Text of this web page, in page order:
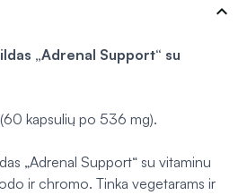
expand_more
„Adrenal Support“ su
kapsulių po 536 mg).
„Adrenal Support“ su vitaminu
ir chromo. Tinka vegetarams ir